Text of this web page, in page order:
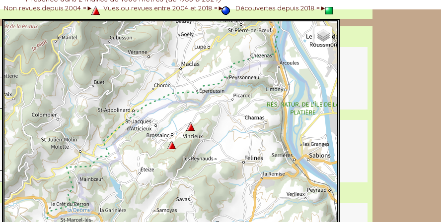
Alpes
et cotations UICN)
Non revues depuis 2004 =► Vues ou revues entre 2004 et 2018 =► Découvertes depuis 2018 =►